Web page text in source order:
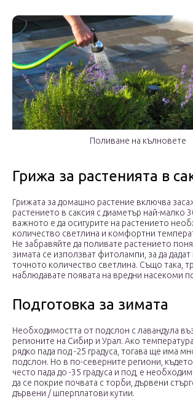
Поливане на кълновете
Грижа за растенията в
Грижата за домашно растение включва
растението в саксия с диаметър най-малко
важното е да осигурите на растението
количество светлина и комфортни
Не забравяйте да поливате растението
зимата се използват фитолампи, за да дадат
точното количество светлина. Също така,
наблюдавате появата на вредни насекоми
Подготовка за зимата
Необходимостта от подслон с лавандула
регионите на Сибир и Урал. Ако
рядко пада под -25 градуса, тогава ще има
подслон. Но в по-северните региони,
често пада до -35 градуса и под, е
да се покрие почвата с торби, дървени
дървени / шперплатови кутии.